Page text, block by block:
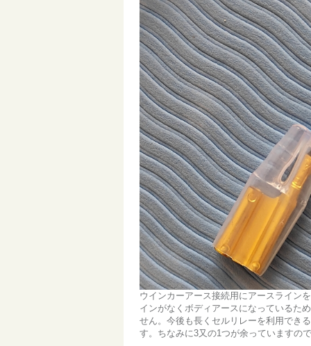
ウインカーアース接続用にアースライン
インがなくボディアースになっているた
せん。今後も長くセルリレーを利用でき
す。ちなみに3又の1つが余っていますの